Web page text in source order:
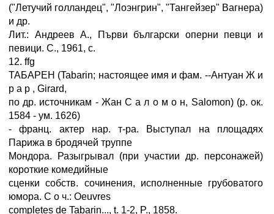
("Летучий голландец", "Лоэнгрин", "Тангейзер" Вагнера)
и др.
Лит.: Андреев А., Първи български оперни певци и
певици. С., 1961, с.
12. ffg
ТАБАРЕН (Tabarin; настоящее имя и фам. --Антуан Ж и
р а р , Girard,
по др. источникам - Жан С а л о м о н, Salomon) (р. ок.
1584 - ум. 1626)
- франц. актер нар. т-ра. Выступал на площадях
Парижа в бродячей труппе
Мондора. Разыгрывал (при участии др. персонажей)
короткие комедийные
сценки собств. сочинения, исполненные грубоватого
юмора. С о ч.: Oeuvres
completes de Tabarin..., t. 1-2, P., 1858.